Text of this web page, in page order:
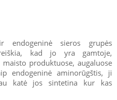
endogeninė sieros grupės
kad jo yra gamtoje,
produktuose, augaluose
endogeninė aminorūgštis, ji
katė jos sintetina kur kas